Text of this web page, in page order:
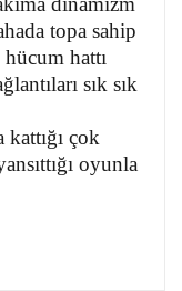
topa sahip
hattı
sık sık
çok
oyunla